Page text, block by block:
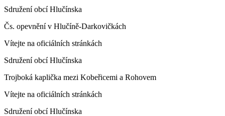
Sdružení obcí Hlučínska
Čs. opevnění v Hlučíně-Darkovičkách
Vítejte na oficiálních stránkách
Sdružení obcí Hlučínska
Trojboká kaplička mezi Kobeřicemi a Rohovem
Vítejte na oficiálních stránkách
Sdružení obcí Hlučínska